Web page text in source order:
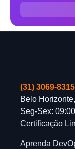
(31) 3069-
Belo
Seg-Sex:
Certificação
Aprenda